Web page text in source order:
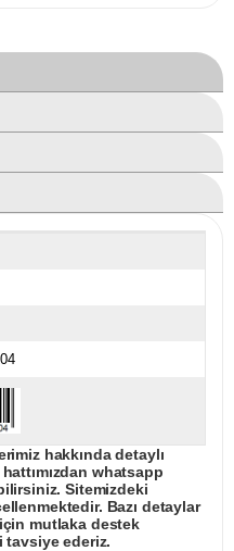
hakkında detaylı
whatsapp
Sitemizdeki
Bazı detaylar
mutlaka destek
tavsiye ederiz.